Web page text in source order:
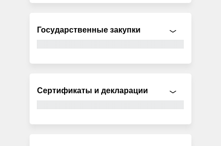
Государственные закупки
Сертификаты и декларации